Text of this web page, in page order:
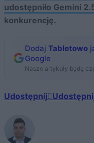
udostępniło Gemini
konkurencję.
Dodaj Tabletowo
Google
Nasze artykuły będą
Udostępnij